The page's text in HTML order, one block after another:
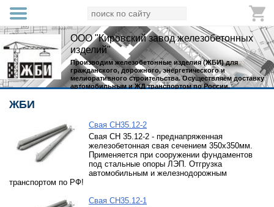
ООО "Кировский завод железобетонных
изделий"
Производим железобетонные изделия (ЖБИ) для
гражданского, дорожного, энергетического и
мелиоративного строительства. Осуществляем доставку
автомобильным и ЖД транспортом по России.
ЖБИ
Свая СН35.12-2
Свая СН 35.12-2 - преднапряженная
железобетонная свая сечением 350х350мм.
Применяется при сооружении фундаментов
под стальные опоры ЛЭП. Отгрузка
автомобильным и железнодорожным
транспортом по РФ!
Свая СН35.12-1